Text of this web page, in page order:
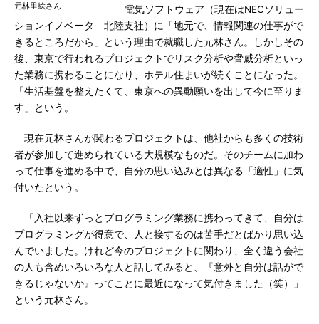
元林里絵さん
電気ソフトウェア（現在はNECソリュー
ションイノベータ 北陸支社）に「地元で、情報関連の仕事がで
きるところだから」という理由で就職した元林さん。しかしその
後、東京で行われるプロジェクトでリスク分析や脅威分析といっ
た業務に携わることになり、ホテル住まいが続くことになった。
「生活基盤を整えたくて、東京への異動願いを出して今に至りま
す」という。
現在元林さんが関わるプロジェクトは、他社からも多くの技術
者が参加して進められている大規模なものだ。そのチームに加わ
って仕事を進める中で、自分の思い込みとは異なる「適性」に気
付いたという。
「入社以来ずっとプログラミング業務に携わってきて、自分は
プログラミングが得意で、人と接するのは苦手だとばかり思い込
んでいました。けれど今のプロジェクトに関わり、全く違う会社
の人も含めいろいろな人と話してみると、『意外と自分は話がで
きるじゃないか』ってことに最近になって気付きました（笑）」
という元林さん。